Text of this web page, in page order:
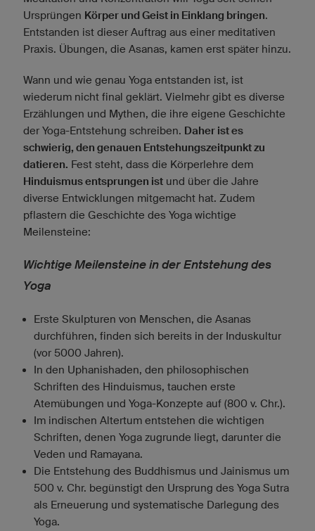
Ursprüngen Körper und Geist in Einklang bringen.
Entstanden ist dieser Auftrag aus einer meditativen
Praxis. Übungen, die Asanas, kamen erst später hinzu.
Wann und wie genau Yoga entstanden ist, ist
wiederum nicht final geklärt. Vielmehr gibt es diverse
Erzählungen und Mythen, die ihre eigene Geschichte
der Yoga-Entstehung schreiben. Daher ist es
schwierig, den genauen Entstehungszeitpunkt zu
datieren. Fest steht, dass die Körperlehre dem
Hinduismus entsprungen ist und über die Jahre
diverse Entwicklungen mitgemacht hat. Zudem
pflastern die Geschichte des Yoga wichtige
Meilensteine:
Wichtige Meilensteine in der Entstehung des
Yoga
Erste Skulpturen von Menschen, die Asanas
durchführen, finden sich bereits in der Induskultur
(vor 5000 Jahren).
In den Uphanishaden, den philosophischen
Schriften des Hinduismus, tauchen erste
Atemübungen und Yoga-Konzepte auf (800 v. Chr.).
Im indischen Altertum entstehen die wichtigen
Schriften, denen Yoga zugrunde liegt, darunter die
Veden und Ramayana.
Die Entstehung des Buddhismus und Jainismus um
500 v. Chr. begünstigt den Ursprung des Yoga Sutra
als Erneuerung und systematische Darlegung des
Yoga.